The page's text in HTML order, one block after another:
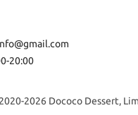
20:00
2026 Dococo Dessert,